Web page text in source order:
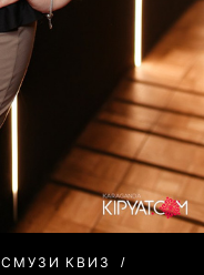
СМУЗИ КВИЗ